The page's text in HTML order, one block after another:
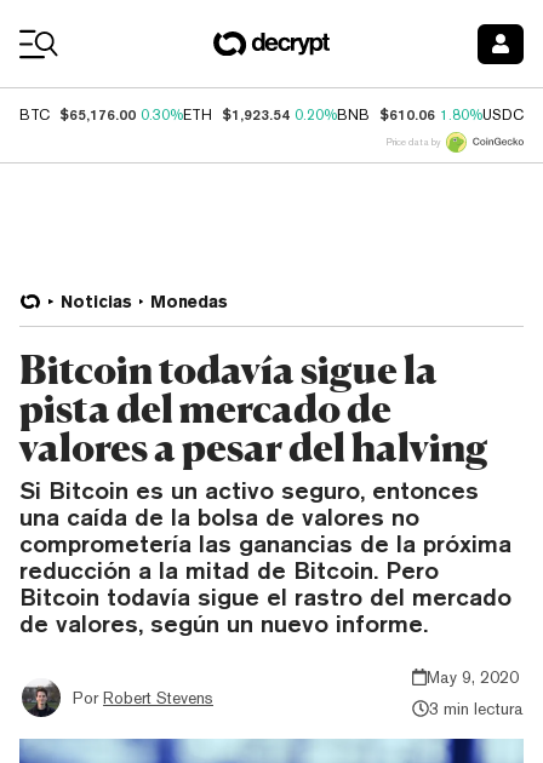
BTC $65,176.00 0.30%ETH $1,923.54 0.20%BNB $610.06 1.80%USDC
Price data by
Noticias Monedas
Bitcoin todavía sigue la
pista del mercado de
valores a pesar del halving
Si Bitcoin es un activo seguro, entonces
una caída de la bolsa de valores no
comprometería las ganancias de la próxima
reducción a la mitad de Bitcoin. Pero
Bitcoin todavía sigue el rastro del mercado
de valores, según un nuevo informe.
Por Robert Stevens
May 9, 2020
3 min lectura